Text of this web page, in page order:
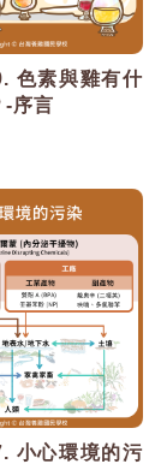
色素與雞有什
-序言
小心環境的污